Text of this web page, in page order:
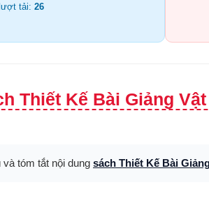
tải: 26
Thiết Kế Bài Giảng
tóm tắt nội dung sách Thiết Kế Bài